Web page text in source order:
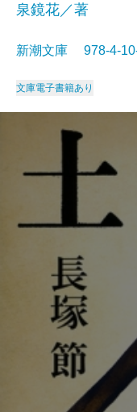
泉鏡花／著
新潮文庫 978-4-
文庫電子書籍あり